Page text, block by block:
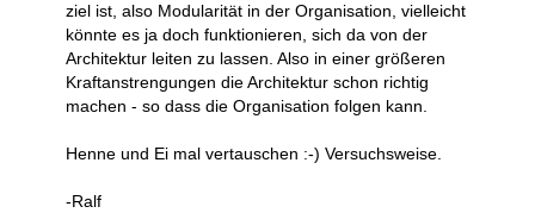
ziel ist, also Modularität in der Organisation, vielleicht
könnte es ja doch funktionieren, sich da von der
Architektur leiten zu lassen. Also in einer größeren
Kraftanstrengungen die Architektur schon richtig
machen - so dass die Organisation folgen kann.
Henne und Ei mal vertauschen :-) Versuchsweise.
-Ralf